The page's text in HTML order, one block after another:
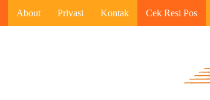
About Privasi Kontak Cek Resi Pos